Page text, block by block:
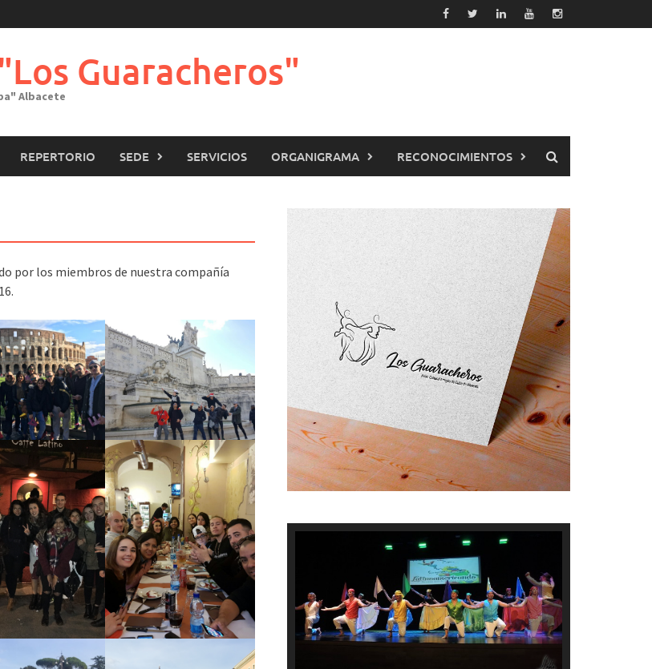
Guaracheros"
Albacete
REPERTORIO SEDE SERVICIOS ORGANIGRAMA RECONOCIMIENTOS
por los miembros de nuestra compañía